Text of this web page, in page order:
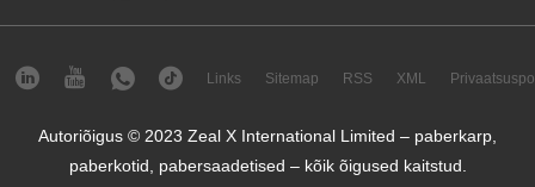
Links Sitemap RSS XML
Autoriõigus © 2023 Zeal X International Limited – paberkarp,
paberkotid, pabersaadetised – kõik õigused kaitstud.